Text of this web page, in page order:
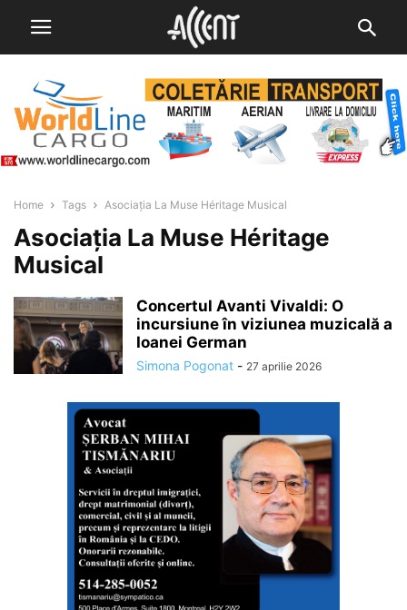
Home Tags Asociația La Muse Héritage Musical
Asociația La Muse Héritage
Musical
Concertul Avanti Vivaldi: O
incursiune în viziunea muzicală a
Ioanei German
Simona Pogonat - 27 aprilie 2026